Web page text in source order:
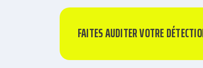
FAITES AUDITER VOTRE